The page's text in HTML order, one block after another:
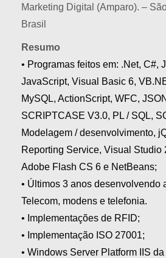
Marketing Digital (Amparo). –
Brasil
Resumo
• Programas feitos em: .Net, C#,
JavaScript, Visual Basic 6,
MySQL, ActionScript, WFC,
SCRIPTCASE V3.0, PL / SQL,
Modelagem / desenvolvimento,
Reporting Service, Visual Studio
Adobe Flash CS 6 e NetBeans;
• Últimos 3 anos desenvolvendo
Telecom, modens e telefonia.
• Implementações de RFID;
• Implementação ISO 27001;
• Windows Server Platform IIS